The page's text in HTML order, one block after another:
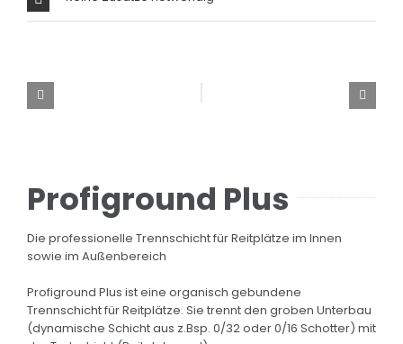
Profiground Plus
Die professionelle Trennschicht für Reitplätze im Innen
sowie im Außenbereich
Profiground Plus ist eine organisch gebundene
Trennschicht für Reitplätze. Sie trennt den groben Unterbau
(dynamische Schicht aus z.Bsp. 0/32 oder 0/16 Schotter) mit